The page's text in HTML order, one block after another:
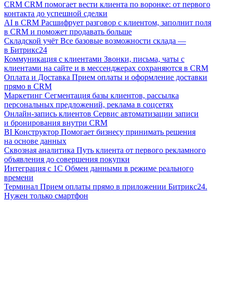
CRM CRM помогает вести клиента по воронке: от первого
контакта до успешной сделки
AI в CRM Расшифрует разговор с клиентом, заполнит поля
в CRM и поможет продавать больше
Складской учёт Все базовые возможности склада —
в Битрикс24
Коммуникация с клиентами Звонки, письма, чаты с
клиентами на сайте и в мессенджерах сохраняются в CRM
Оплата и Доставка Прием оплаты и оформление доставки
прямо в CRM
Маркетинг Сегментация базы клиентов, рассылка
персональных предложений, реклама в соцсетях
Онлайн-запись клиентов Сервис автоматизации записи
и бронирования внутри CRM
BI Конструктор Помогает бизнесу принимать решения
на основе данных
Сквозная аналитика Путь клиента от первого рекламного
объявления до совершения покупки
Интеграция с 1С Обмен данными в режиме реального
времени
Терминал Прием оплаты прямо в приложении Битрикс24.
Нужен только смартфон